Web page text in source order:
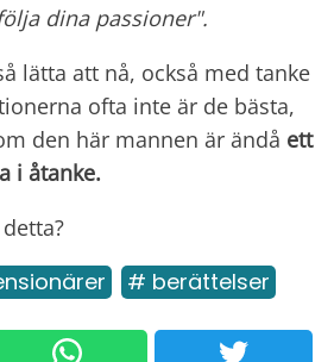
dina passioner".
lätta att nå, också med tanke
ofta inte är de bästa,
den här mannen är ändå ett
i åtanke.
# berättelser